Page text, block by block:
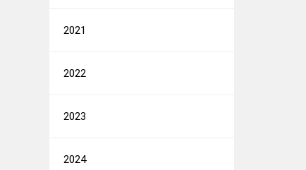
2021
2022
2023
2024